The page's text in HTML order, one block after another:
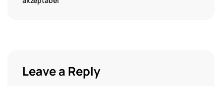
Leave a Reply